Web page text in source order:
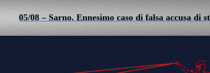
05/08 – Sarno. Ennesimo caso di falsa accusa di